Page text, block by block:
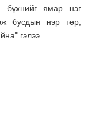
бүхнийг ямар нэг
бусдын нэр төр,
гэлээ.